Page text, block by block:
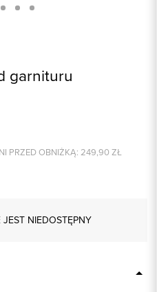
garnituru
PRZED OBNIŻKĄ: 249,90 ZŁ
NIEDOSTĘPNY